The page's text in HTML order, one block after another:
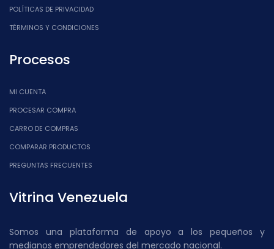
POLÍTICAS DE PRIVACIDAD
TÉRMINOS Y CONDICIONES
Procesos
MI CUENTA
PROCESAR COMPRA
CARRO DE COMPRAS
COMPARAR PRODUCTOS
PREGUNTAS FRECUENTES
Vitrina Venezuela
Somos una plataforma de apoyo a los pequeños y
medianos emprendedores del mercado nacional.